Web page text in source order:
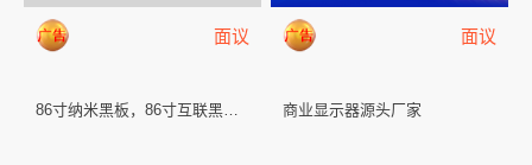
面议
86寸纳米黑板，86寸互联黑板...
面议
商业显示器源头厂家